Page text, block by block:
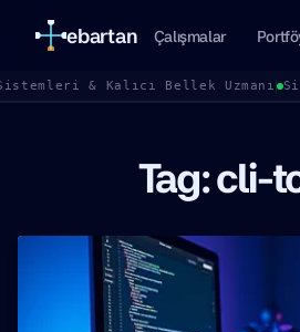
ebartan Çalışmalar
& Kalıcı Bellek Uzmanı
Tag: cli-